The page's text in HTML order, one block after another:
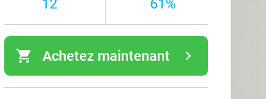
12
61%
shopping_cart navigate_next
Achetez maintenant